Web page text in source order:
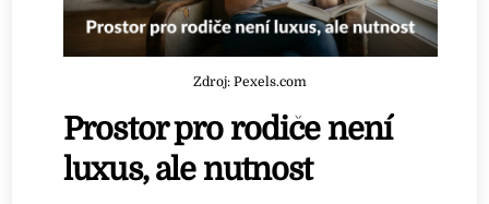
Zdroj: Pexels.com
Prostor pro rodiče není
luxus, ale nutnost